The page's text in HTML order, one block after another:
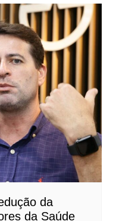
da
da Saúde